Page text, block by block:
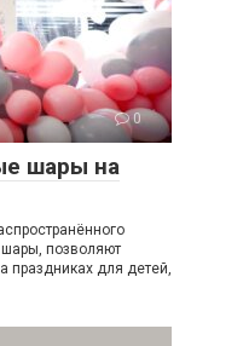
0
шары на
шары, позволяют
праздниках для детей,